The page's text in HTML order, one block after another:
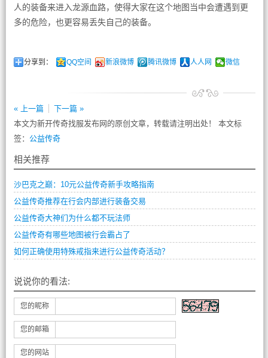
人的装备来进入龙源血路，使得大家在这个地图当中会遭遇到更
多的危险，也更容易丢失自己的装备。
分享到： QQ空间 新浪微博 腾讯微博 人人网 微信
« 上一篇
下一篇 »
本文为新开传奇找服发布网的原创文章，转载请注明出处！ 本文标
签： 公益传奇
相关推荐
沙巴克之巅：10元公益传奇新手攻略指南
公益传奇推荐在行会内部进行装备交易
公益传奇大神们为什么都不玩法师
公益传奇有哪些地图被行会霸占了
如何正确使用特殊戒指来进行公益传奇活动？
说说你的看法:
您的昵称
您的邮箱
您的网站